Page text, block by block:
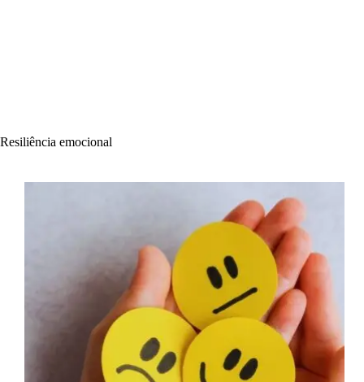
Resiliência emocional